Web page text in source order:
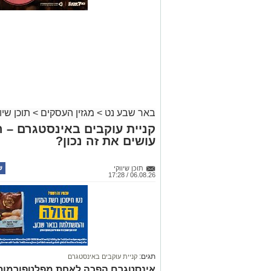
באר שבע נט > מגזין העסקים > תוכן
קניית עוקבים באינסטגרם
עושים את זה נכון?
תוכן שיווקי
06.08.26 / 17:28
תגים: קניית עוקבים באינסטגרם